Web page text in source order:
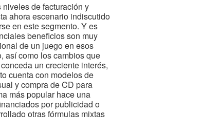
de facturación y
ahora escenario indiscutido
en este segmento. Y es
beneficios son muy
de un juego en esos
así como los cambios que
un creciente interés,
cuenta con modelos de
y compra de CD para
más popular hace una
por publicidad o
otras fórmulas mixtas